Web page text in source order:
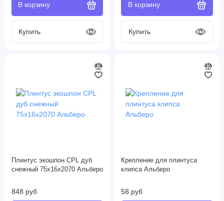
Плинтус экошпон CPL дуб
снежный 75х16х2070 Альберо
848 руб
Крепление для плинтуса
клипса Альберо
58 руб